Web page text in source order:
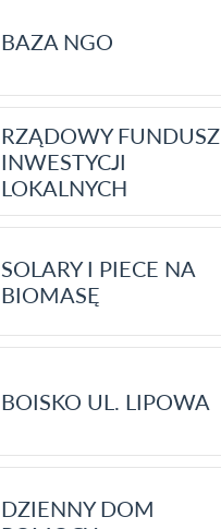
BAZA NGO
RZĄDOWY FUNDUSZ
INWESTYCJI
LOKALNYCH
SOLARY I PIECE NA
BIOMASĘ
BOISKO UL. LIPOWA
DZIENNY DOM